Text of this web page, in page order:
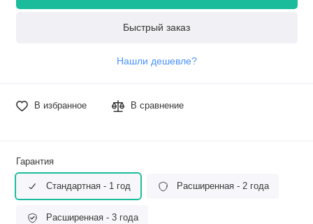
Быстрый заказ
Нашли дешевле?
В избранное В сравнение
Гарантия
Стандартная - 1 год Расширенная - 2 года
Расширенная - 3 года